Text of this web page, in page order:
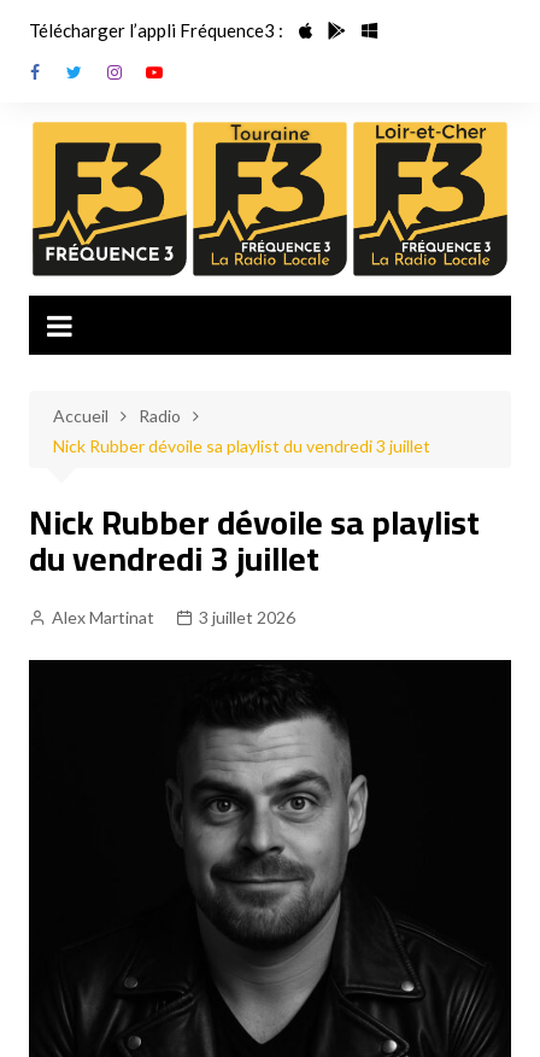
contenu
Télécharger l’appli Fréquence3 :
Accueil
Radio
Nick Rubber dévoile sa playlist du vendredi 3 juillet
Nick Rubber dévoile sa playlist
du vendredi 3 juillet
Alex Martinat 3 juillet 2026